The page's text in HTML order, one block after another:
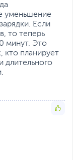
уменьшение
Если
то теперь
минут. Это
кто планирует
длительного